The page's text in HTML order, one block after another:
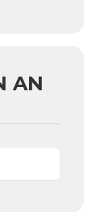
AN